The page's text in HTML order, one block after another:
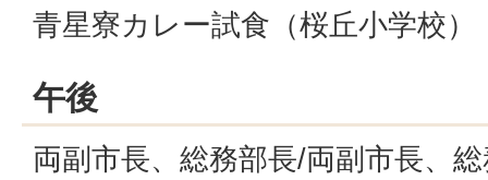
青星寮カレー試食（桜丘小学校）
午後
両副市長、総務部長/両副市長、